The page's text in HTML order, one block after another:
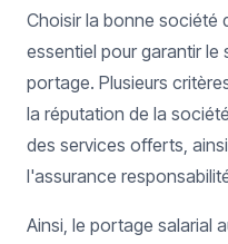
Choisir la bonne société
essentiel pour garantir
portage. Plusieurs
la réputation de la
des services offerts,
l'assurance
Ainsi, le portage salarial